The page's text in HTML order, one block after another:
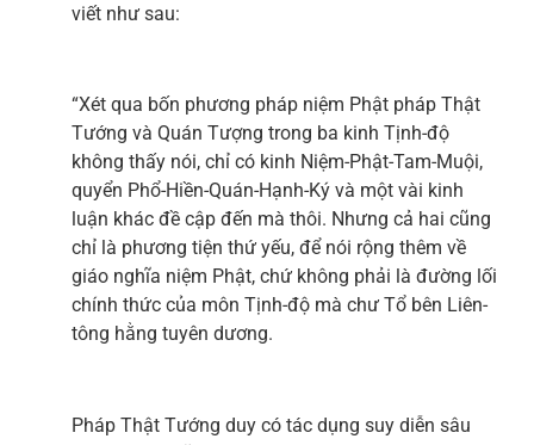
viết như sau:
“Xét qua bốn phương pháp niệm Phật pháp Thật
Tướng và Quán Tượng trong ba kinh Tịnh-độ
không thấy nói, chỉ có kinh Niệm-Phật-Tam-Muội,
quyển Phổ-Hiền-Quán-Hạnh-Ký và một vài kinh
luận khác đề cập đến mà thôi. Nhưng cả hai cũng
chỉ là phương tiện thứ yếu, để nói rộng thêm về
giáo nghĩa niệm Phật, chứ không phải là đường lối
chính thức của môn Tịnh-độ mà chư Tổ bên Liên-
tông hằng tuyên dương.
Pháp Thật Tướng duy có tác dụng suy diễn sâu